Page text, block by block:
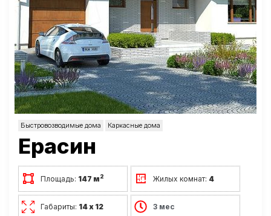
Быстровозводимые дома Каркасные дома
Ерасин
Площадь: 147 м2 Жилых комнат: 4
Габариты: 14 х 12 3 мес